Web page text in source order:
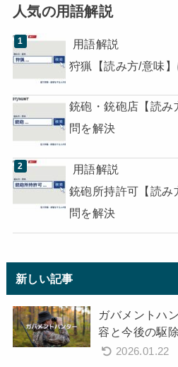
人気の用語解説
用語解説
狩猟【読み方/意味
銃砲・銃砲店【読み
問を解決
用語解説
銃砲所持許可【読み
問を解決
新しい記事
ガバメントハ
容と今後の駆
2026.01.22